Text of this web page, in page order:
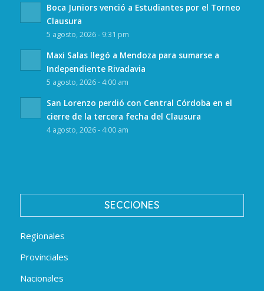
Boca Juniors venció a Estudiantes por el Torneo
Clausura
5 agosto, 2026 - 9:31 pm
Maxi Salas llegó a Mendoza para sumarse a
Independiente Rivadavia
5 agosto, 2026 - 4:00 am
San Lorenzo perdió con Central Córdoba en el
cierre de la tercera fecha del Clausura
4 agosto, 2026 - 4:00 am
SECCIONES
Regionales
Provinciales
Nacionales